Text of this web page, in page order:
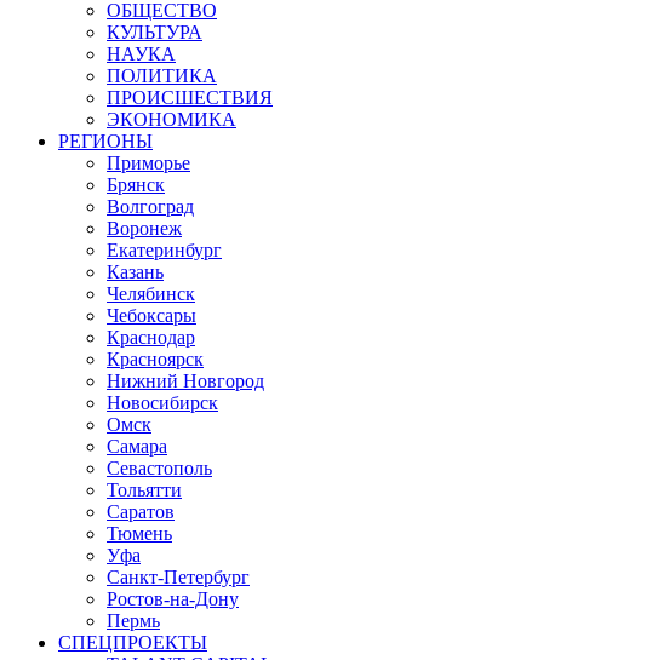
ОБЩЕСТВО
КУЛЬТУРА
НАУКА
ПОЛИТИКА
ПРОИСШЕСТВИЯ
ЭКОНОМИКА
РЕГИОНЫ
Приморье
Брянск
Волгоград
Воронеж
Екатеринбург
Казань
Челябинск
Чебоксары
Краснодар
Красноярск
Нижний Новгород
Новосибирск
Омск
Самара
Севастополь
Тольятти
Саратов
Тюмень
Уфа
Санкт-Петербург
Ростов-на-Дону
Пермь
СПЕЦПРОЕКТЫ